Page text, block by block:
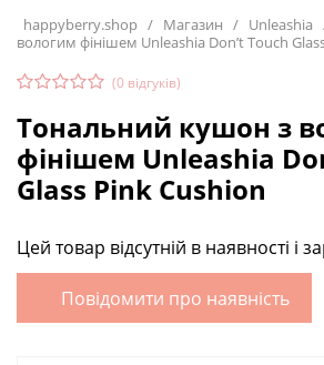
happyberry.shop / Магазин / Unleashia
вологим фінішем Unleashia Don’t Touch
(0 відгуків)
Тональний кушон з
фінішем Unleashia
Glass Pink Cushion
Цей товар відсутній в наявності і
Повідомити про наявність